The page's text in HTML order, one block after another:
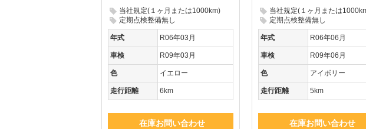
当社規定(１ヶ月または1000km)
定期点検整備無し
年式 R06年03月
車検 R09年03月
色 イエロー
走行距離 6km
在庫お問い合わせ
当社規定(１ヶ月または
定期点検整備無し
年式 R06年06月
車検 R09年06月
色 アイボリー
走行距離 5km
在庫お問い合わせ